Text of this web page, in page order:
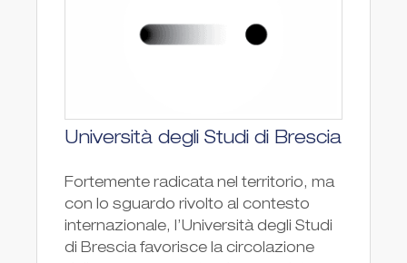
Università degli Studi di Brescia
Fortemente radicata nel territorio, ma
con lo sguardo rivolto al contesto
internazionale, l’Università degli Studi
di Brescia favorisce la circolazione